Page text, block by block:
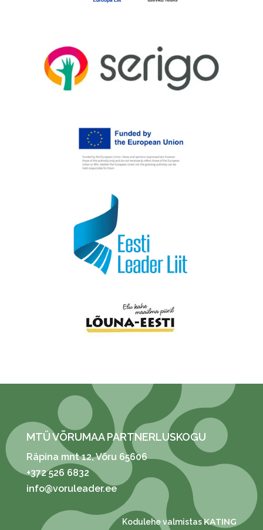
MTÜ VÕRUMAA PARTNERLUSKOGU
Räpina mnt 12, Võru 65606
+372 526 6832
info@voruleader.ee
Kodulehe valmistasKATING